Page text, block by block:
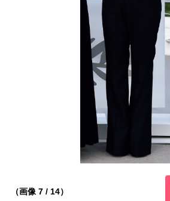
（画像 7 / 14）